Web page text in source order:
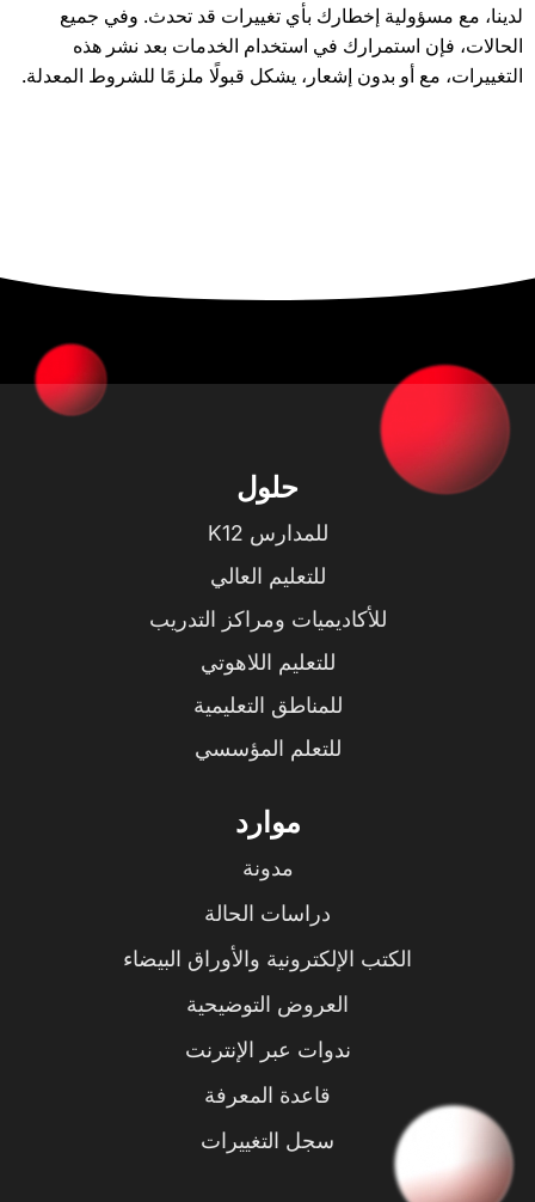
لدينا، مع مسؤولية إخطارك بأي تغييرات قد تحدث. وفي جميع
الحالات، فإن استمرارك في استخدام الخدمات بعد نشر هذه
التغييرات، مع أو بدون إشعار، يشكل قبولًا ملزمًا للشروط المعدلة.
حلول
للمدارس K12
للتعليم العالي
للأكاديميات ومراكز التدريب
للتعليم اللاهوتي
للمناطق التعليمية
للتعلم المؤسسي
موارد
مدونة
دراسات الحالة
الكتب الإلكترونية والأوراق البيضاء
العروض التوضيحية
ندوات عبر الإنترنت
قاعدة المعرفة
سجل التغييرات